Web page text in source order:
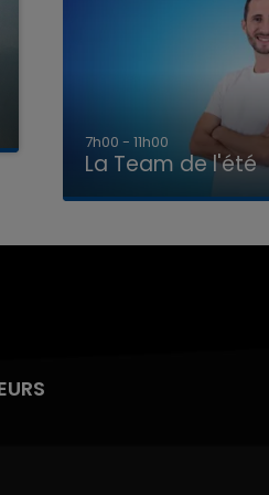
7h00 - 11h00
La Team de l'été